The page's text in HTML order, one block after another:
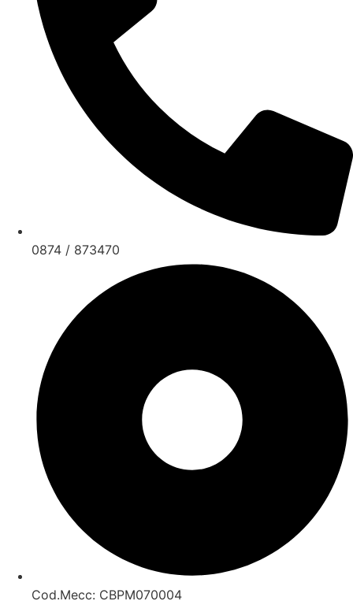
0874 / 873470
Cod.Mecc: CBPM070004